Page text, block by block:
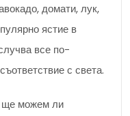
домати, лук,
ястие в
все по-
с света.
ще можем ли